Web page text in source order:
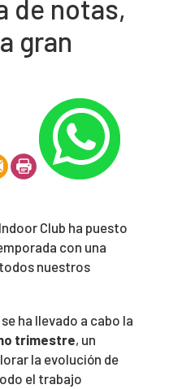
de notas,
gran
Club ha puesto
con una
nuestros
ha llevado a cabo la
trimestre, un
la evolución de
el trabajo